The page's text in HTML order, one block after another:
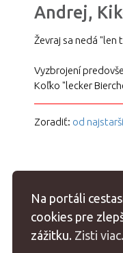
Na portáli
cookies pre
zážitku. Zisti viac.
Andrej,
Ževraj sa nedá
Vyzbrojení
Koľko "lecker
Zoradiť: od